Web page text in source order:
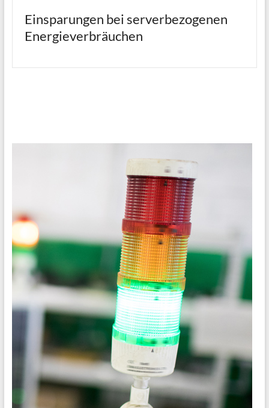
Einsparungen bei serverbezogenen
Energieverbräuchen